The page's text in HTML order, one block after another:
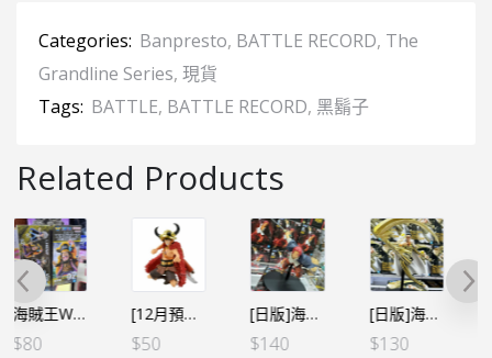
Categories: Banpresto, BATTLE RECORD, The
Grandline Series, 現貨
Tags: BATTLE, BATTLE RECORD, 黑鬍子
Related Products
[12月預定]海賊王 BATTLE RECORD COLLECTION-路飛 艾爾巴夫 (行）[全數HK$110/訂$50]
$50 $140 $130 $120